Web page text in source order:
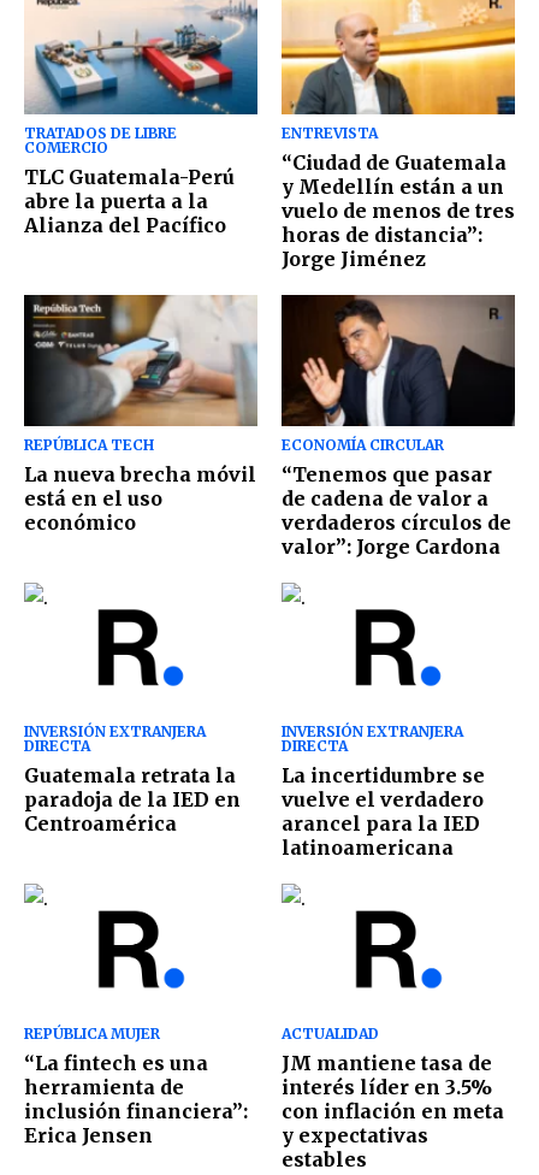
TRATADOS DE LIBRE
COMERCIO
TLC Guatemala-Perú
abre la puerta a la
Alianza del Pacífico
ENTREVISTA
“Ciudad de Guatemala
y Medellín están a un
vuelo de menos de tres
horas de distancia”:
Jorge Jiménez
REPÚBLICA TECH
La nueva brecha móvil
está en el uso
económico
ECONOMÍA CIRCULAR
“Tenemos que pasar
de cadena de valor a
verdaderos círculos de
valor”: Jorge Cardona
INVERSIÓN EXTRANJERA
DIRECTA
Guatemala retrata la
paradoja de la IED en
Centroamérica
INVERSIÓN EXTRANJERA
DIRECTA
La incertidumbre se
vuelve el verdadero
arancel para la IED
latinoamericana
REPÚBLICA MUJER
“La fintech es una
herramienta de
inclusión financiera”:
Erica Jensen
ACTUALIDAD
JM mantiene tasa de
interés líder en 3.5%
con inflación en meta
y expectativas
estables